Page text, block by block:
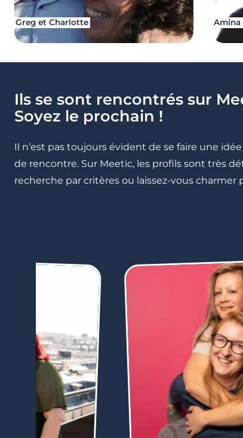
Greg et Charlotte Amina
Ils se sont rencontrés sur
Soyez le prochain !
Il n’est pas toujours évident de se faire une
de rencontre. Sur Meetic, les profils sont très
recherche par critères ou laissez-vous charmer